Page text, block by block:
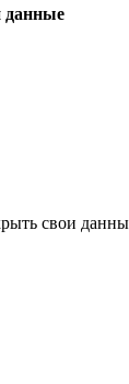
данные
свои